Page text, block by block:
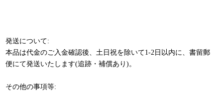
発送について:
本品は代金のご入金確認後、土日祝を除いて1-2日以内に、書留郵
便にて発送いたします(追跡・補償あり)。
その他の事項等: